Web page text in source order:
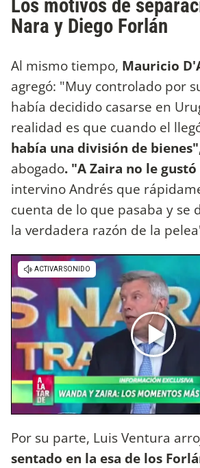
Los motivos de
Nara y Diego Forlán
Al mismo tiempo, Mauricio
agregó: "Muy controlado por
había decidido casarse en
realidad es que cuando el
había una división de
abogado. "A Zaira no le gustó
intervino Andrés que
cuenta de lo que pasaba y se
la verdadera razón de la
Por su parte, Luis Ventura
sentado en la esa de los